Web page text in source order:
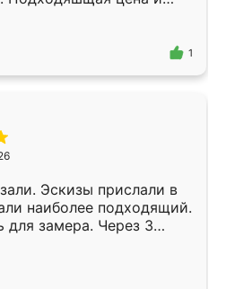
Приехавший
Владислав
эскизу самый
1
Эскизы прислали в
наиболее подходящий.
для замера. Через 3
уже готова. Остались
Спасибо Ренессанс
работу!